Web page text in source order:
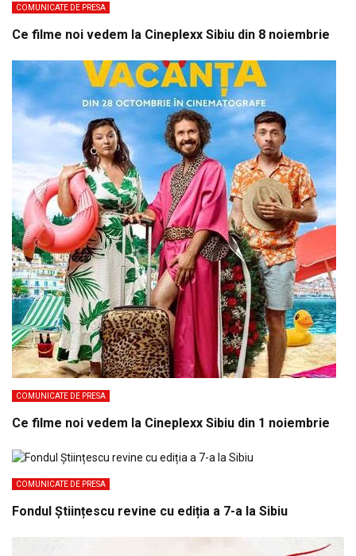
COMUNICATE DE PRESA
Ce filme noi vedem la Cineplexx Sibiu din 8 noiembrie
COMUNICATE DE PRESA
Ce filme noi vedem la Cineplexx Sibiu din 1 noiembrie
COMUNICATE DE PRESA
Fondul Științescu revine cu ediția a 7-a la Sibiu